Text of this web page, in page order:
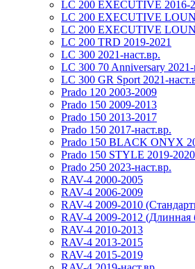
LC 200 EXECUTIVE 2016-
LC 200 EXECUTIVE
LC 200 EXECUTIVE
LC 200 TRD 2019-2021
LC 300 2021-наст.вр.
LC 300 70 Anniversary 2021-
LC 300 GR Sport 2021-
Prado 120 2003-2009
Prado 150 2009-2013
Prado 150 2013-2017
Prado 150 2017-наст.вр.
Prado 150 BLACK ONYX
Prado 150 STYLE 2019-2020
Prado 250 2023-наст.вр.
RAV-4 2000-2005
RAV-4 2006-2009
RAV-4 2009-2010
RAV-4 2009-2012 (Длинная
RAV-4 2010-2013
RAV-4 2013-2015
RAV-4 2015-2019